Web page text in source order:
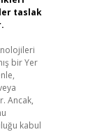
taslak
bir Yer
Ancak,
kabul